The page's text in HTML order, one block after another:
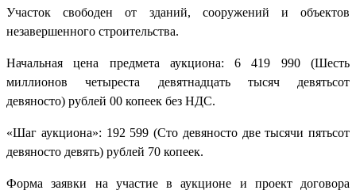
Участок свободен от зданий, сооружений и объектов
незавершенного строительства.
Начальная цена предмета аукциона: 6 419 990 (Шесть
миллионов четыреста девятнадцать тысяч девятьсот
девяносто) рублей 00 копеек без НДС.
«Шаг аукциона»: 192 599 (Сто девяносто две тысячи пятьсот
девяносто девять) рублей 70 копеек.
Форма заявки на участие в аукционе и проект договора